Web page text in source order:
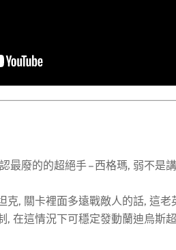
最廢的的超絕手 – 西格瑪, 弱不是
克, 關卡裡面多遠戰敵人的話, 這老
, 在這情況下可穩定發動蘭迪烏斯